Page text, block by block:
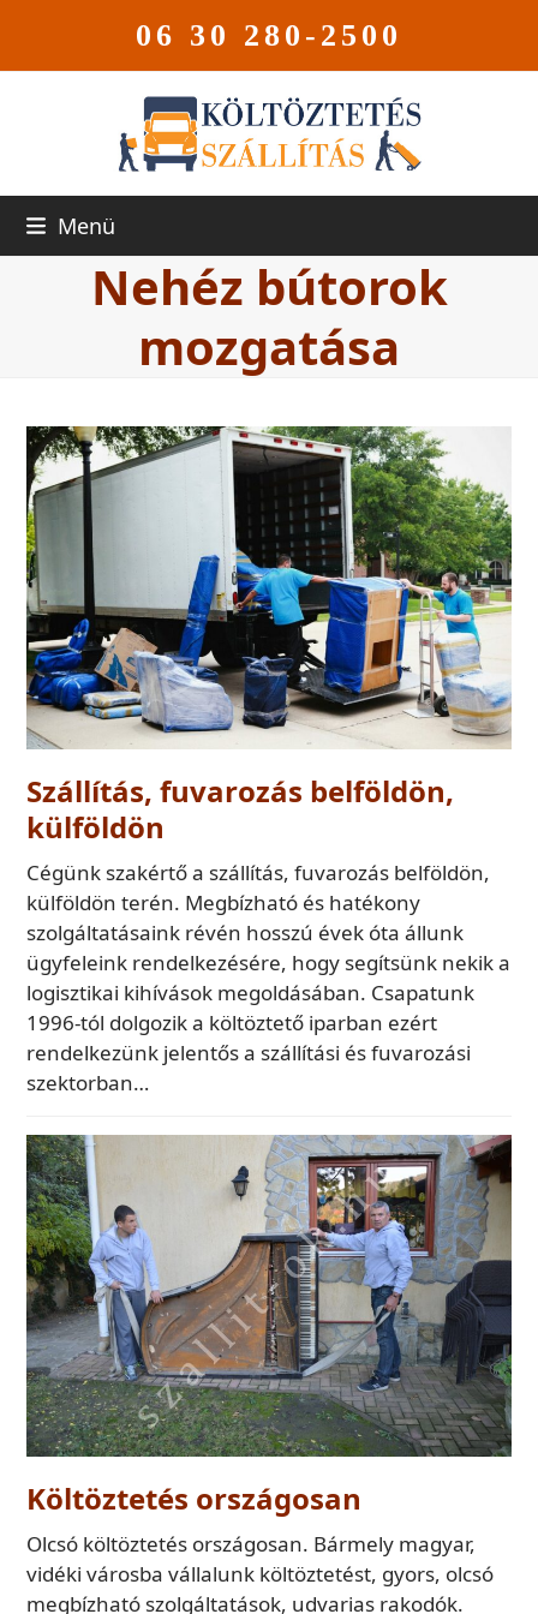
06 30 280-2500
Menü
Nehéz bútorok
mozgatása
Szállítás, fuvarozás belföldön,
külföldön
Cégünk szakértő a szállítás, fuvarozás belföldön,
külföldön terén. Megbízható és hatékony
szolgáltatásaink révén hosszú évek óta állunk
ügyfeleink rendelkezésére, hogy segítsünk nekik a
logisztikai kihívások megoldásában. Csapatunk
1996-tól dolgozik a költöztető iparban ezért
rendelkezünk jelentős a szállítási és fuvarozási
szektorban…
Költöztetés országosan
Olcsó költöztetés országosan. Bármely magyar,
vidéki városba vállalunk költöztetést, gyors, olcsó
megbízható szolgáltatások, udvarias rakodók.